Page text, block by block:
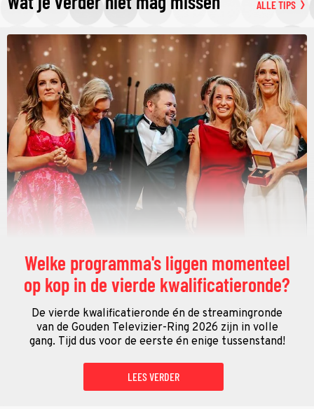
ALLE TIPS
Welke programma's liggen momenteel
op kop in de vierde kwalificatieronde?
De vierde kwalificatieronde én de streamingronde
van de Gouden Televizier-Ring 2026 zijn in volle
gang. Tijd dus voor de eerste én enige tussenstand!
LEES VERDER